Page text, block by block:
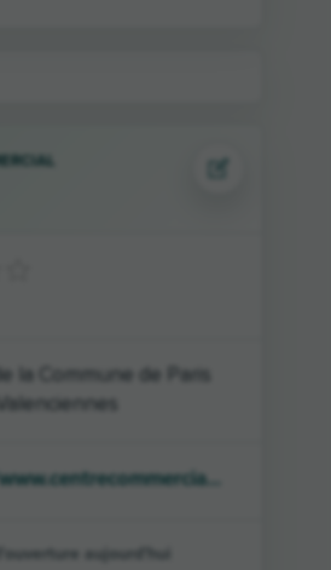
la Commune de Paris
Valenciennes
aujourd'hui